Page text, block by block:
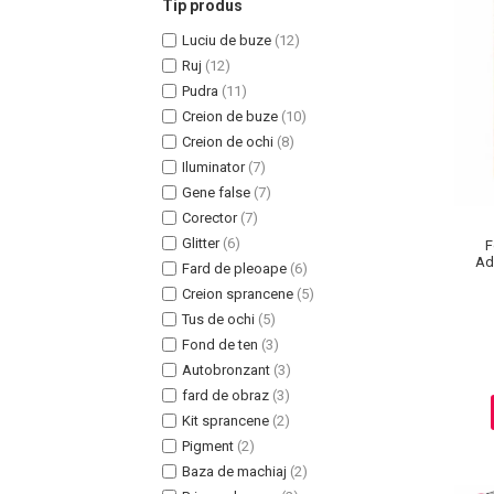
Uleiuri Unghii / Cuticule
Tip produs
Luciu de buze (12)
Ruj (12)
Pudra (11)
Creion de buze (10)
Creion de ochi (8)
Iluminator (7)
Gene false (7)
Corector (7)
Glitter (6)
Fard de pleoape (6)
Creion sprancene (5)
Tus de ochi (5)
Fond de ten (3)
Autobronzant (3)
fard de obraz (3)
Kit sprancene (2)
Pigment (2)
Baza de machiaj (2)